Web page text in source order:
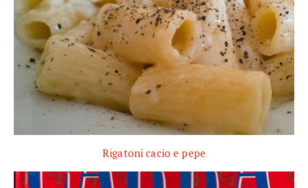
Rigatoni cacio e pepe